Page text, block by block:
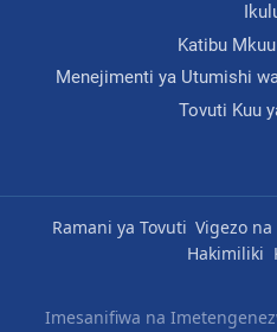
Katibu
Menejimenti ya Utumishi
Tovuti Kuu
Ramani ya Tovuti Vigezo
Hakimiliki
Imesanifiwa na